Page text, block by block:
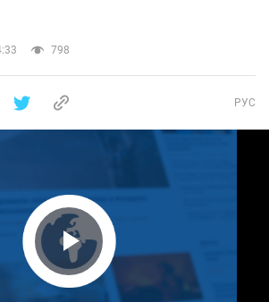
798
РУС
Play Video